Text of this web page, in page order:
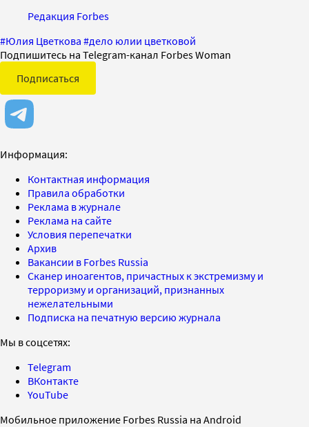
Редакция Forbes
#Юлия Цветкова #дело юлии цветковой
Подпишитесь на Telegram-канал Forbes Woman
Подписаться
Информация:
Контактная информация
Правила обработки
Реклама в журнале
Реклама на сайте
Условия перепечатки
Архив
Вакансии в Forbes Russia
Сканер иноагентов, причастных к экстремизму и
терроризму и организаций, признанных
нежелательными
Подписка на печатную версию журнала
Мы в соцсетях:
Telegram
ВКонтакте
YouTube
Мобильное приложение Forbes Russia на Android